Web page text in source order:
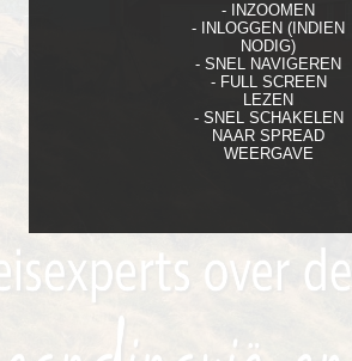
- INZOOMEN
- INLOGGEN (INDIEN
NODIG)
- SNEL NAVIGEREN
- FULL SCREEN
LEZEN
- SNEL SCHAKELEN
NAAR SPREAD
WEERGAVE